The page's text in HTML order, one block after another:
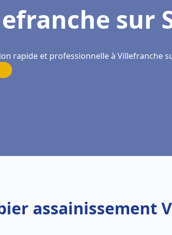
sur
rapide et professionnelle à Villefranche
assainissement